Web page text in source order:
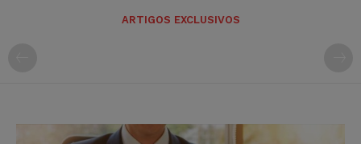
ARTIGOS EXCLUSIVOS